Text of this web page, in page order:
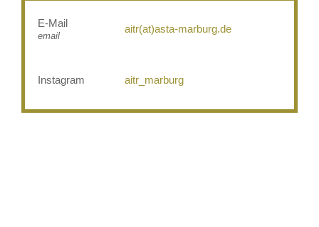
E-Mail
email
aitr(at)asta-marburg.de
Instagram aitr_marburg